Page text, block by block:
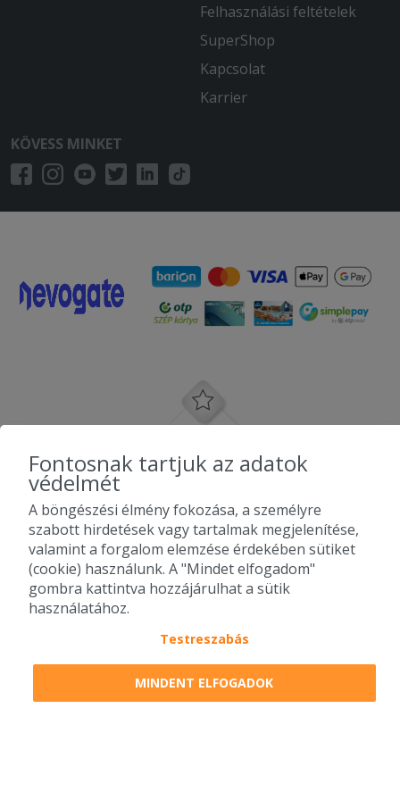
Ezeket leszámítva rendben volt.
Husi pizzát rendeltem. De sajnos le
maradt róla a csirke hús és a sonka is
Túl hosszú a szállítás
Felhasználási feltételek
SuperShop
Kapcsolat
Karrier
KÖVESS MINKET
2010-2026 Copyright - Falatozz.hu - Diston-line Kft.
Fontosnak tartjuk az adatok
védelmét
A böngészési élmény fokozása, a személyre
szabott hirdetések vagy tartalmak megjelenítése,
valamint a forgalom elemzése érdekében sütiket
(cookie) használunk. A "Mindet elfogadom"
gombra kattintva hozzájárulhat a sütik
használatához.
Testreszabás
MINDENT ELFOGADOK